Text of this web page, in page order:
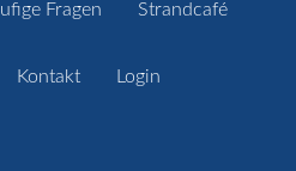
Fragen Strandcafé
Kontakt Login